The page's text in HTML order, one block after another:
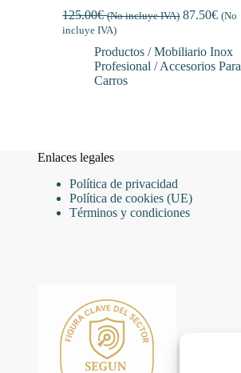
125.00€ (No incluye IVA) 87.50€ (No
incluye IVA)
Productos / Mobiliario Inox
Profesional / Accesorios Para
Carros
Enlaces legales
Política de privacidad
Política de cookies (UE)
Términos y condiciones